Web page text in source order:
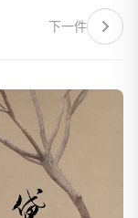
下一件